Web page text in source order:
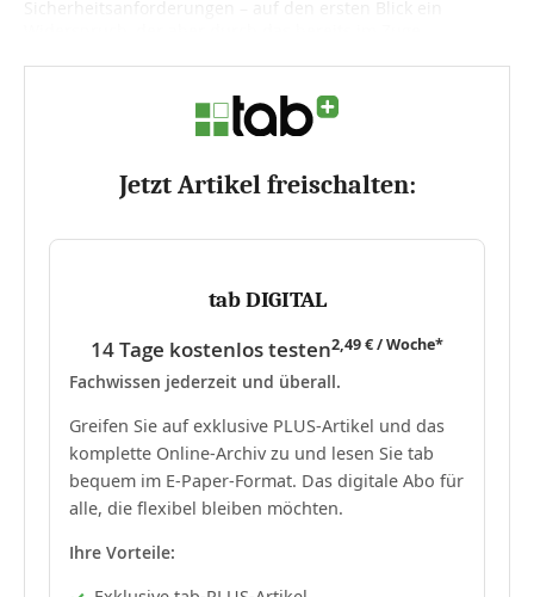
Jetzt Artikel freischalten:
tab DIGITAL
14 Tage kostenlos testen2,49 € / Woche*
Fachwissen jederzeit und überall.
Greifen Sie auf exklusive PLUS-Artikel und das
komplette Online-Archiv zu und lesen Sie tab
bequem im E-Paper-Format. Das digitale Abo für
alle, die flexibel bleiben möchten.
Ihre Vorteile: